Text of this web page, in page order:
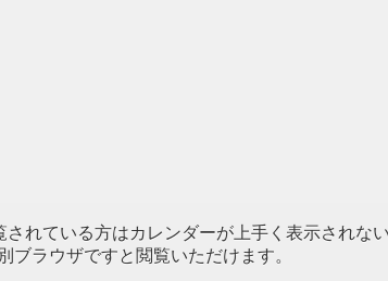
れている方はカレンダーが上手く表示されな
ラウザですと閲覧いただけます。